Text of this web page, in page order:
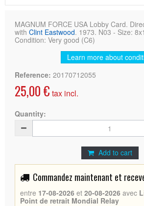
MAGNUM FORCE USA Lobby Card.
with Clint Eastwood. 1973. N03 - Size:
Condition: Very good (C6)
Learn more about
Reference: 20170712055
25,00 € tax incl.
Quantity:
Add to cart
Commandez maintenant et
entre 17-08-2026 et 20-08-2026 avec
Point de retrait Mondial Relay